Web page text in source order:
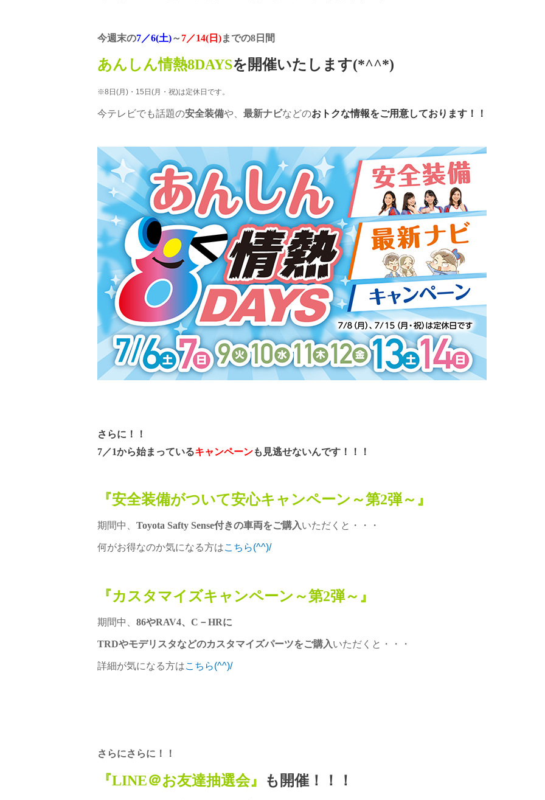
今週末の7／6(土)～7／14(日)までの8日間
あんしん情熱8DAYSを開催いたします(*^^*)
※8日(月)・15日(月・祝)は定休日です。
今テレビでも話題の安全装備や、 最新ナビなどのおトクな情報をご用意しております！！
さらに！！
7／1から始まっているキャンペーンも見逃せないんです！！！
『安全装備がついて安心キャンペーン～第2弾～』
期間中、 Toyota Safty Sense付きの車両をご購入いただくと・・・
何がお得なのか気になる方はこちら(^^)/
『カスタマイズキャンペーン～第2弾～』
期間中、 86やRAV4、C－HRに
TRDやモデリスタなどのカスタマイズパーツをご購入いただくと・・・
詳細が気になる方はこちら(^^)/
さらにさらに！！
『LINE＠お友達抽選会』 も開催！！！